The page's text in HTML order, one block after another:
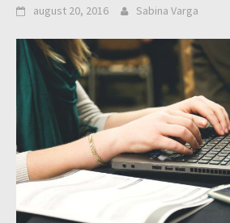
august 20, 2016 Sabina Varga